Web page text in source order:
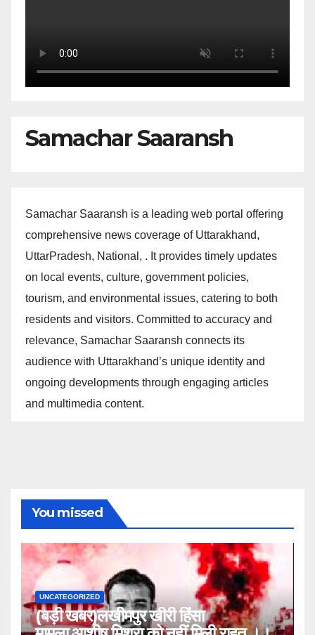
Samachar Saaransh
Samachar Saaransh is a leading web portal offering
comprehensive news coverage of Uttarakhand,
UttarPradesh, National, . It provides timely updates
on local events, culture, government policies,
tourism, and environmental issues, catering to both
residents and visitors. Committed to accuracy and
relevance, Samachar Saaransh connects its
audience with Uttarakhand’s unique identity and
ongoing developments through engaging articles
and multimedia content.
You missed
UNCATEGORIZED
(बड़ी खबर)लखीमपुर खीरी हिंसा